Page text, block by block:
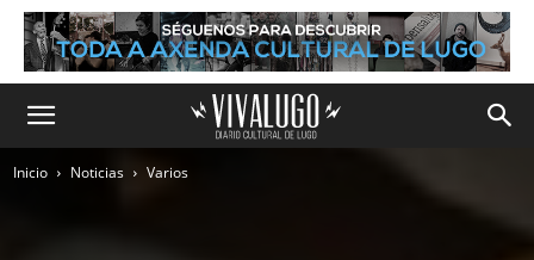
Inicio Noticias Varios